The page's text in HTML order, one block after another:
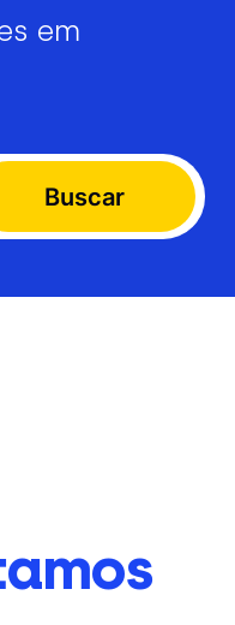
em
Buscar